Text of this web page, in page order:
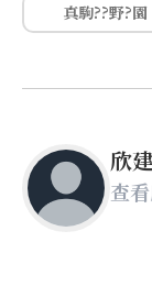
真駒??野?園
欣
查